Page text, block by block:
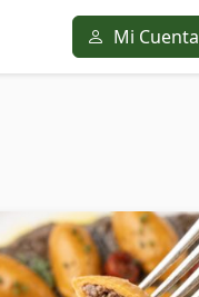
Mi Cuenta